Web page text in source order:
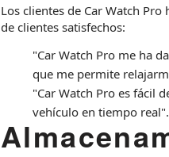
Los clientes de Car Watch
de clientes satisfechos:
"Car Watch Pro me ha
que me permite
"Car Watch Pro es fácil
vehículo en tiempo real".